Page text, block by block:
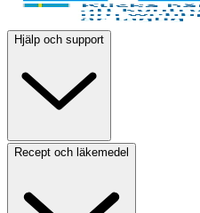
Hjälp och support
Recept och läkemedel